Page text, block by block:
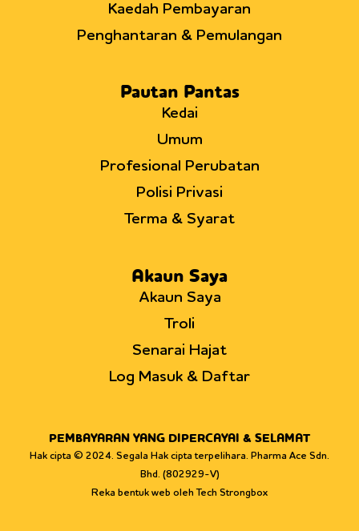
Kaedah Pembayaran
Penghantaran & Pemulangan
Pautan Pantas
Kedai
Umum
Profesional Perubatan
Polisi Privasi
Terma & Syarat
Akaun Saya
Akaun Saya
Troli
Senarai Hajat
Log Masuk & Daftar
PEMBAYARAN YANG DIPERCAYAI & SELAMAT
Hak cipta © 2024. Segala Hak cipta terpelihara. Pharma Ace Sdn.
Bhd. (802929-V)
Reka bentuk web oleh Tech Strongbox